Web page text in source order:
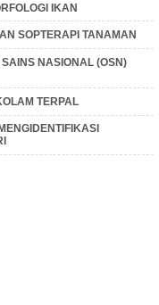
IKAN
SOPTERAPI TANAMAN
NASIONAL (OSN)
TERPAL